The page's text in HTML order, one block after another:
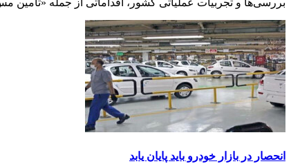
انحصار در بازار خودرو باید پایان یابد